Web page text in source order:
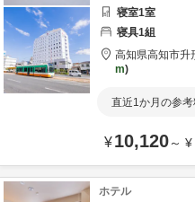
寝室1室
寝具1組
高知県高知市升
m
直近1か月の参
¥10,120～ ¥
ホテル